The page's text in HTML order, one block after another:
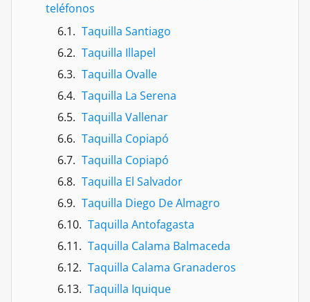
teléfonos
Taquilla Santiago
Taquilla Illapel
Taquilla Ovalle
Taquilla La Serena
Taquilla Vallenar
Taquilla Copiapó
Taquilla Copiapó
Taquilla El Salvador
Taquilla Diego De Almagro
Taquilla Antofagasta
Taquilla Calama Balmaceda
Taquilla Calama Granaderos
Taquilla Iquique